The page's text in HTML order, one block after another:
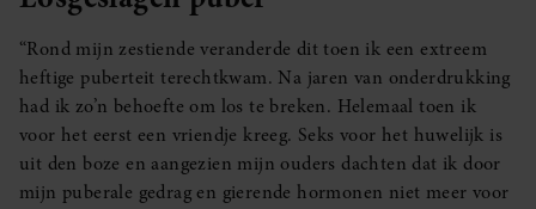
“Rond mijn zestiende veranderde dit toen ik een extreem
heftige puberteit terechtkwam. Na jaren van onderdrukking
had ik zo’n behoefte om los te breken. Helemaal toen ik
voor het eerst een vriendje kreeg. Seks voor het huwelijk is
uit den boze en aangezien mijn ouders dachten dat ik door
mijn puberale gedrag en gierende hormonen niet meer voor